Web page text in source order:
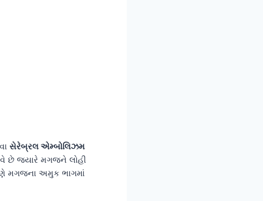
સેરેબ્રલ એમ્બોલિઝમ
છે જ્યારે મગજને લોહી
મગજના અમુક ભાગમાં